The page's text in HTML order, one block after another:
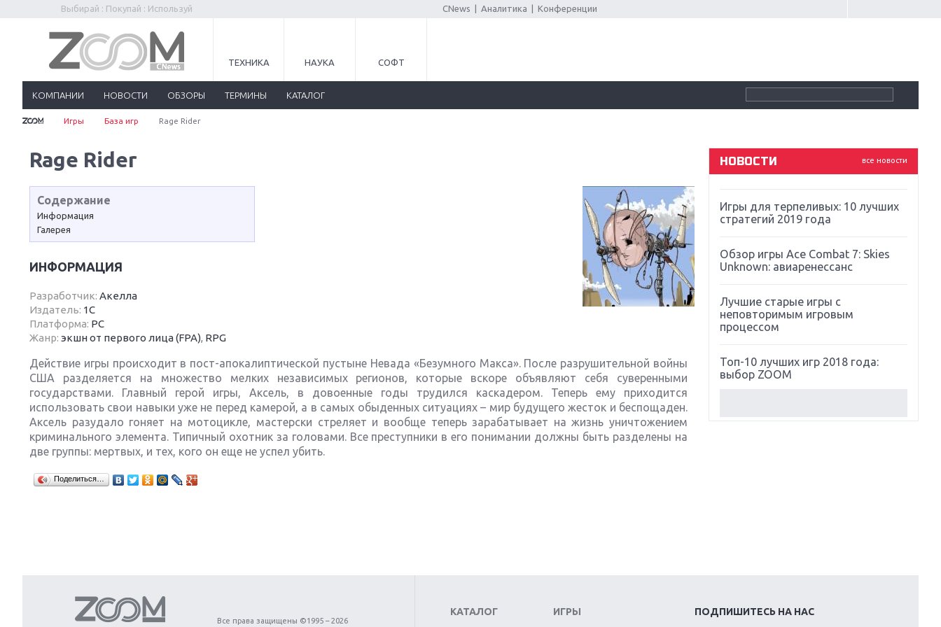
Выбирай : Покупай : Используй CNews Аналитика Конференции
ТЕХНИКА НАУКА СОФТ
КОМПАНИИ НОВОСТИ ОБЗОРЫ ТЕРМИНЫ КАТАЛОГ
Игры База игр Rage Rider
Rage Rider
Содержание
Информация
Галерея
ИНФОРМАЦИЯ
Разработчик: Акелла
Издатель: 1С
Платформа: PC
Жанр: экшн от первого лица (FPA), RPG
Действие игры происходит в пост-апокалиптической пустыне Невада «Безумного Макса». После разрушительной войны
США разделяется на множество мелких независимых регионов, которые вскоре объявляют себя суверенными
государствами. Главный герой игры, Аксель, в довоенные годы трудился каскадером. Теперь ему приходится
использовать свои навыки уже не перед камерой, а в самых обыденных ситуациях – мир будущего жесток и беспощаден.
Аксель разудало гоняет на мотоцикле, мастерски стреляет и вообще теперь зарабатывает на жизнь уничтожением
криминального элемента. Типичный охотник за головами. Все преступники в его понимании должны быть разделены на
две группы: мертвых, и тех, кого он еще не успел убить.
Поделиться…
все новости
НОВОСТИ
Souls
Far Cry 5: хвалить нельзя ругать
Игры для терпеливых: 10 лучших
стратегий 2019 года
Обзор игры Ace Combat 7: Skies
Unknown: авиаренессанс
Лучшие старые игры с
неповторимым игровым
процессом
Топ-10 лучших игр 2018 года:
выбор ZOOM
Три крупных релиза для
Next
Все права защищены ©1995 – 2026
КАТАЛОГ ИГРЫ ПОДПИШИТЕСЬ НА НАС